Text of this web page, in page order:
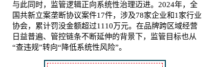
与此同时，监管逻辑正向系统性治理迈进。2024年，全
国共新立案垄断协议案件17件，涉及78家企业和1家行业
协会，累计罚没金额超过1110万元。在品牌跨区域经营
日益普遍、管控链条不断延伸的背景下，监管目标也从
“查违规”转向“降低系统性风险”。